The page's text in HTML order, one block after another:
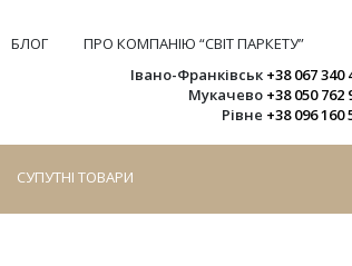
БЛОГ ПРО КОМПАНІЮ “СВІТ ПАРКЕТУ”
Івано-Франківськ +38 067 340
Мукачево +38 050 762
Рівне +38 096 160
СУПУТНІ ТОВАРИ